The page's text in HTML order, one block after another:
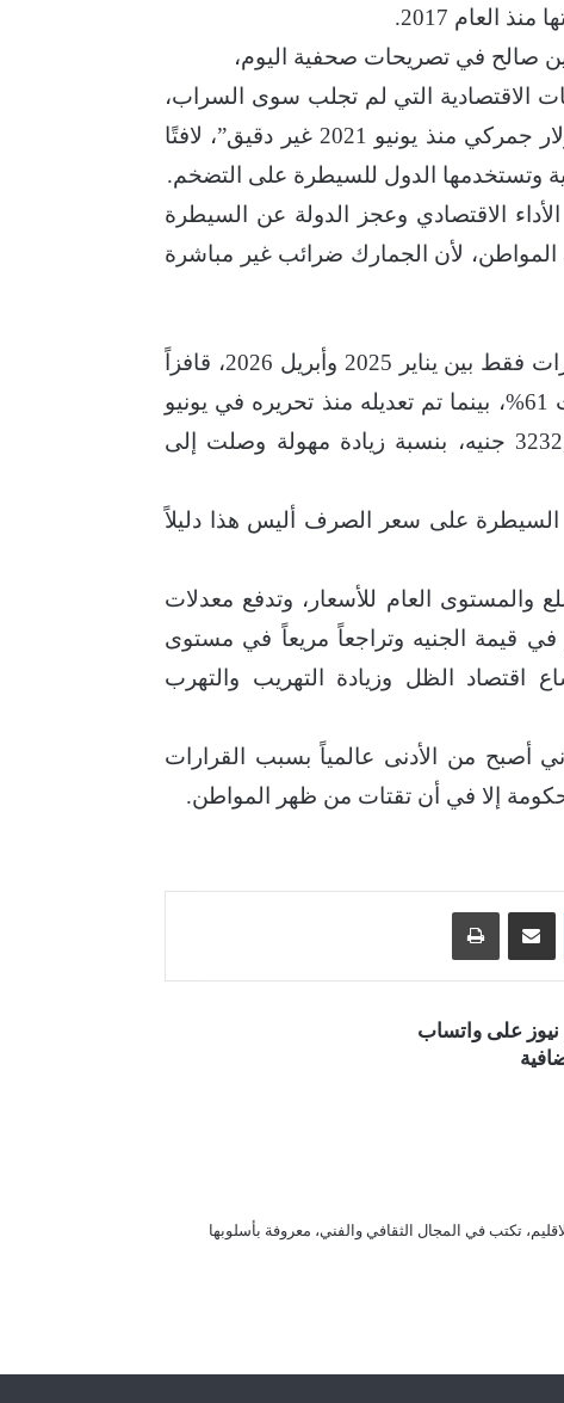
العام 2017.
صالح في تصريحات صحفية اليوم،
الاقتصادية التي لم تجلب سوى السراب،
وشدد بأن حديث وزير المالية المتكرر “حول عدم وجود دولار جمركي منذ يونيو 2021 غير دقيق”، لافتًا
وتستخدمها الدول للسيطرة على التضخم.
الاقتصادي وعجز الدولة عن السيطرة
لأن الجمارك ضرائب غير مباشرة
ولفت رئيس الغرفة، أن الدولار الجمركي تم تعديله تسع مرات فقط بين يناير 2025 وأبريل 2026، قافزاً
من ألفين جنيه سوداني إلى 3232,8 جنيه بنسبة زيادة بلغت 61%، بينما تم تعديله منذ تحريره في يونيو
2021 وحتى اليوم تسع عشرة مرة، من 28 جنيهاً إلى 3232,8 جنيه، بنسبة زيادة مهولة وصلت إلى
السيطرة على سعر الصرف أليس هذا دليلاً
والمستوى العام للأسعار، وتدفع معدلات
في قيمة الجنيه وتراجعاً مريعاً في مستوى
اقتصاد الظل وزيادة التهريب والتهرب
أصبح من الأدنى عالمياً بسبب القرارات
إلا في أن تقتات من ظهر المواطن.
لينكدإن مشاركة عبر البريد
على واتساب
تكتب في المجال الثقافي والفني، معروفة بأسلوبها